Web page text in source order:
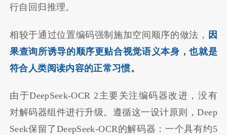
行自回归推理。
相较于通过位置编码强制施加空间顺序的做法， 因
果查询所诱导的顺序更贴合视觉语义本身，也就是
符合人类阅读内容的正常习惯。
由于DeepSeek-OCR 2主要关注编码器改进，没有
对解码器组件进行升级。遵循这一设计原则，Deep
Seek保留了DeepSeek-OCR的解码器：一个具有约5